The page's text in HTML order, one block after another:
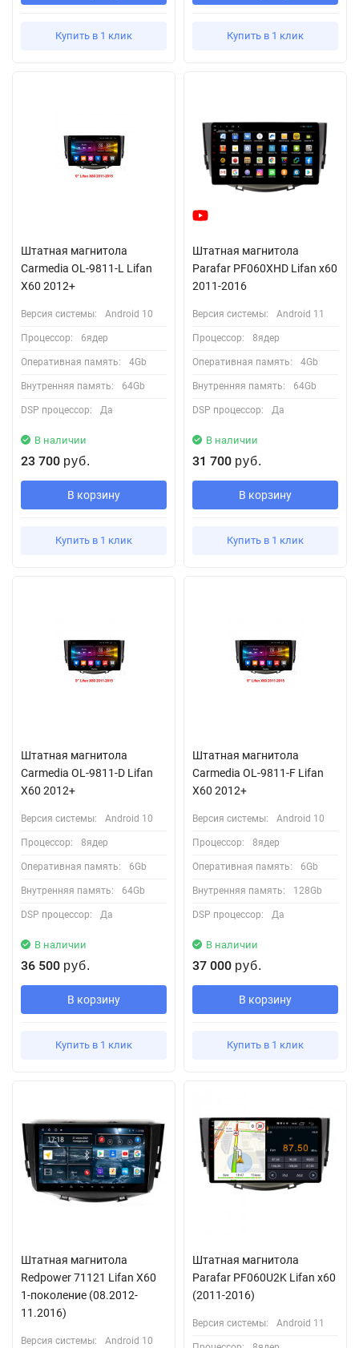
Купить в 1 клик Купить в 1 клик
Штатная магнитола
Carmedia OL-9811-L Lifan
X60 2012+
Версия системы: Android 10
Процессор: 6ядер
Оперативная память: 4Gb
Внутренняя память: 64Gb
DSP процессор: Да
В наличии
23 700 руб.
В корзину
Купить в 1 клик
Штатная магнитола
Parafar PF060XHD Lifan x60
2011-2016
Версия системы: Android 11
Процессор: 8ядер
Оперативная память: 4Gb
Внутренняя память: 64Gb
DSP процессор: Да
В наличии
31 700 руб.
В корзину
Купить в 1 клик
Штатная магнитола
Carmedia OL-9811-D Lifan
X60 2012+
Версия системы: Android 10
Процессор: 8ядер
Оперативная память: 6Gb
Внутренняя память: 64Gb
DSP процессор: Да
В наличии
36 500 руб.
В корзину
Купить в 1 клик
Штатная магнитола
Carmedia OL-9811-F Lifan
X60 2012+
Версия системы: Android 10
Процессор: 8ядер
Оперативная память: 6Gb
Внутренняя память: 128Gb
DSP процессор: Да
В наличии
37 000 руб.
В корзину
Купить в 1 клик
Штатная магнитола
Redpower 71121 Lifan X60
1-поколение (08.2012-
11.2016)
Версия системы: Android 10
Штатная магнитола
Parafar PF060U2K Lifan x60
(2011-2016)
Версия системы: Android 11